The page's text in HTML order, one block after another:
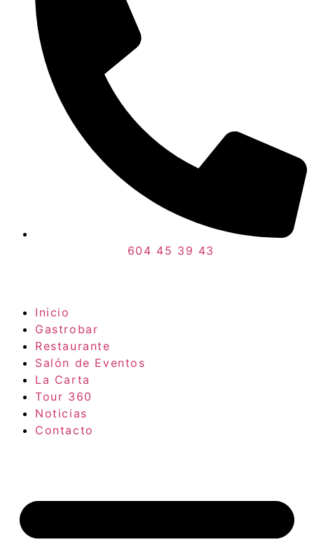
604 45 39 43
Inicio
Gastrobar
Restaurante
Salón de Eventos
La Carta
Tour 360
Noticias
Contacto